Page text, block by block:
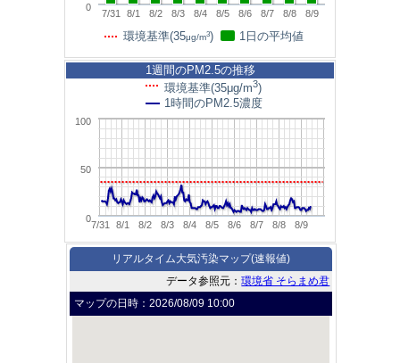
7/31 8/1 8/2 8/3 8/4 8/5 8/6 8/7 8/8 8/9
0
環境基準(35μg/m3) 1日の平均値
7/31 8/1 8/2 8/3 8/4 8/5 8/6 8/7 8/8 8/9
0
50
100
1週間のPM2.5の推移
環境基準(35μg/m3)
1時間のPM2.5濃度
リアルタイム大気汚染マップ(速報値)
データ参照元：環境省 そらまめ君
マップの日時：2026/08/09 10:00